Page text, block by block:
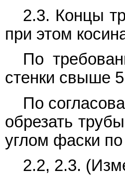
2.3. Концы
при этом
По
стенки свыше
По
обрезать
углом фаски
2.2, 2.3.